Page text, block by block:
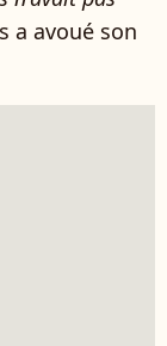
a avoué son